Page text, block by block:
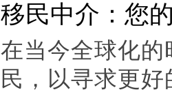
移民中介：您
在当今全球化
民，以寻求更